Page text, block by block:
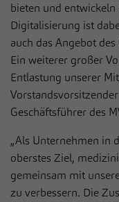
bieten und
Digitalisierung ist
auch das Angebot
Ein weiterer großer
Entlastung unserer
Geschäftsführer des
„Als Unternehmen in
oberstes Ziel,
gemeinsam mit
zu verbessern. Die